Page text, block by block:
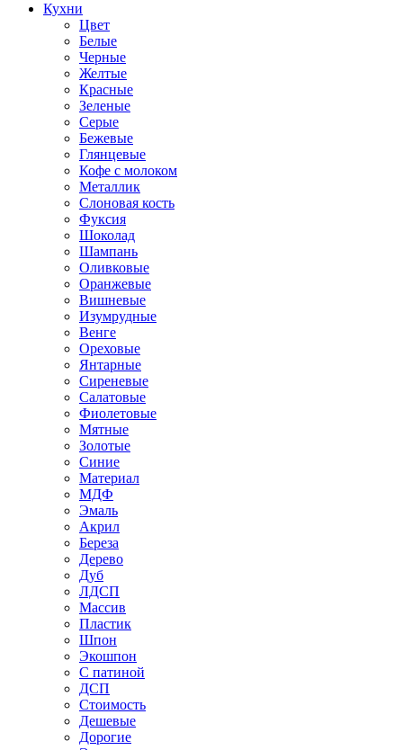
Кухни
Цвет
Белые
Черные
Желтые
Красные
Зеленые
Серые
Бежевые
Глянцевые
Кофе с молоком
Металлик
Слоновая кость
Фуксия
Шоколад
Шампань
Оливковые
Оранжевые
Вишневые
Изумрудные
Венге
Ореховые
Янтарные
Сиреневые
Салатовые
Фиолетовые
Мятные
Золотые
Синие
Материал
МДФ
Эмаль
Акрил
Береза
Дерево
Дуб
ЛДСП
Массив
Пластик
Шпон
Экошпон
С патиной
ДСП
Стоимость
Дешевые
Дорогие